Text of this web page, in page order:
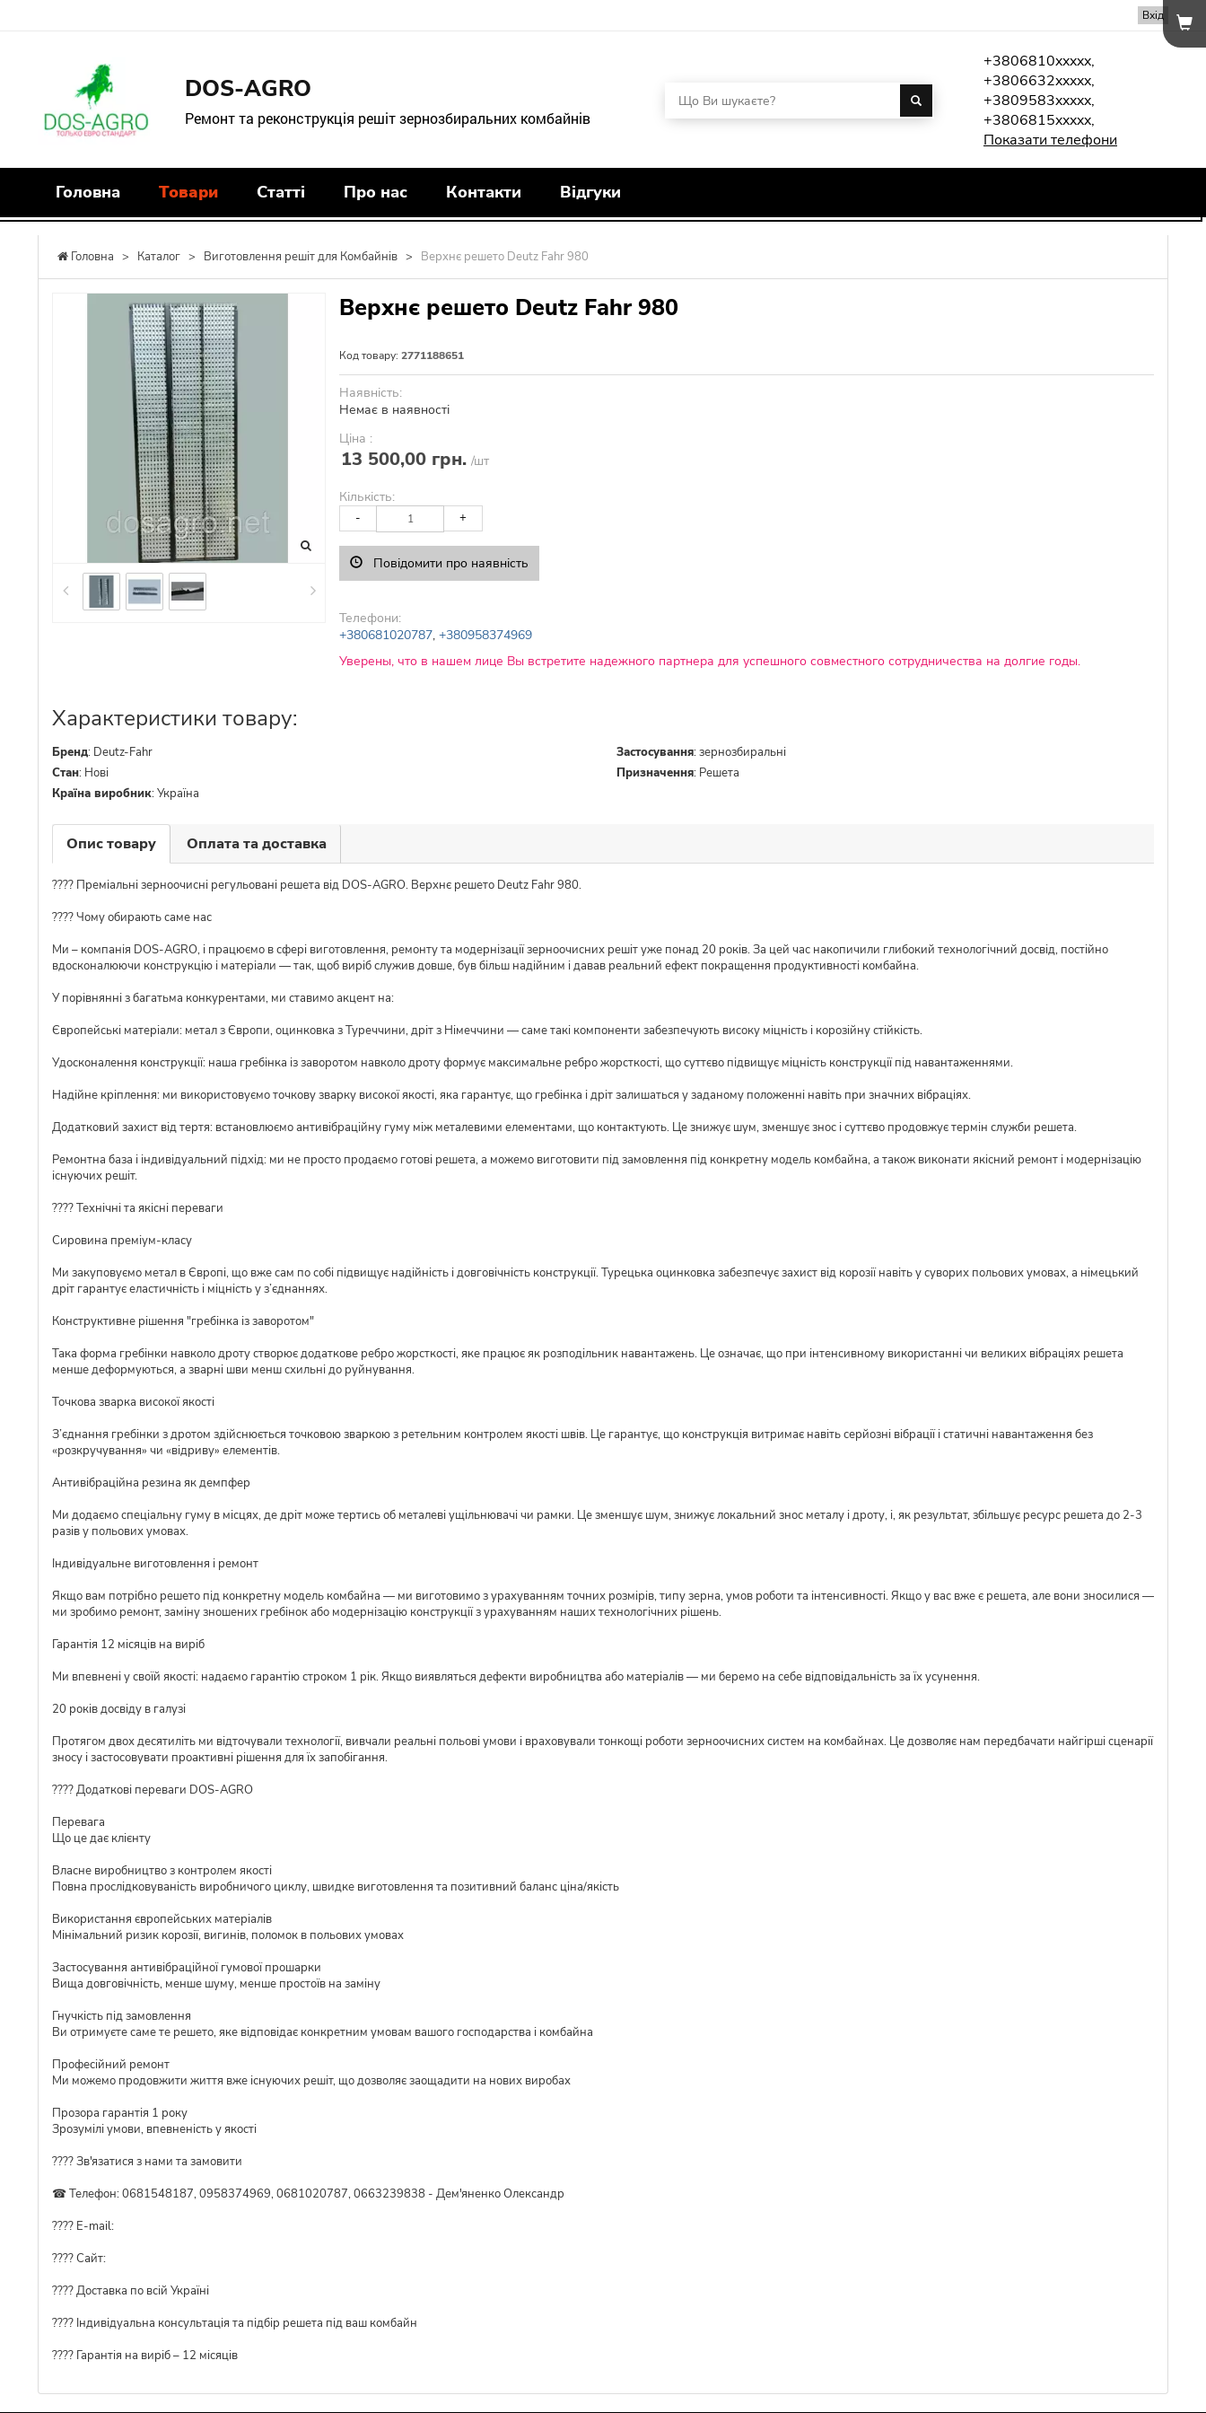
Вхід
DOS-AGRO
Ремонт та реконструкція решіт зернозбиральних комбайнів
+3806810xxxxx,
+3806632xxxxx,
+3809583xxxxx,
+3806815xxxxx,
Показати телефони
Головна Товари Статті Про нас Контакти Відгуки
Головна > Каталог > Виготовлення решіт для Комбайнів > Верхнє решето Deutz Fahr 980
Верхнє решето Deutz Fahr 980
Код товару: 2771188651
Наявність:
Немає в наявності
Ціна :
13 500,00 грн. /шт
Кількість:
- +
Повідомити про наявність
Телефони:
+380681020787, +380958374969
Уверены, что в нашем лице Вы встретите надежного партнера для успешного совместного сотрудничества на долгие годы.
Характеристики товару:
Бренд: Deutz-Fahr Застосування:зернозбиральні
Стан: Нові Призначення: Решета
Країна виробник:Україна
Опис товару Оплата та доставка
???? Преміальні зерноочисні регульовані решета від DOS-AGRO. Верхнє решето Deutz Fahr 980.
???? Чому обирають саме нас
Ми – компанія DOS-AGRO, і працюємо в сфері виготовлення, ремонту та модернізації зерноочисних решіт уже понад 20 років. За цей час накопичили глибокий технологічний досвід, постійно
вдосконалюючи конструкцію і матеріали — так, щоб виріб служив довше, був більш надійним і давав реальний ефект покращення продуктивності комбайна.
У порівнянні з багатьма конкурентами, ми ставимо акцент на:
Європейські матеріали: метал з Європи, оцинковка з Туреччини, дріт з Німеччини — саме такі компоненти забезпечують високу міцність і корозійну стійкість.
Удосконалення конструкції: наша гребінка із заворотом навколо дроту формує максимальне ребро жорсткості, що суттєво підвищує міцність конструкції під навантаженнями.
Надійне кріплення: ми використовуємо точкову зварку високої якості, яка гарантує, що гребінка і дріт залишаться у заданому положенні навіть при значних вібраціях.
Додатковий захист від тертя: встановлюємо антивібраційну гуму між металевими елементами, що контактують. Це знижує шум, зменшує знос і суттєво продовжує термін служби решета.
Ремонтна база і індивідуальний підхід: ми не просто продаємо готові решета, а можемо виготовити під замовлення під конкретну модель комбайна, а також виконати якісний ремонт і модернізацію
існуючих решіт.
???? Технічні та якісні переваги
Сировина преміум-класу
Ми закуповуємо метал в Європі, що вже сам по собі підвищує надійність і довговічність конструкції. Турецька оцинковка забезпечує захист від корозії навіть у суворих польових умовах, а німецький
дріт гарантує еластичність і міцність у з’єднаннях.
Конструктивне рішення "гребінка із заворотом"
Така форма гребінки навколо дроту створює додаткове ребро жорсткості, яке працює як розподільник навантажень. Це означає, що при інтенсивному використанні чи великих вібраціях решета
менше деформуються, а зварні шви менш схильні до руйнування.
Точкова зварка високої якості
З’єднання гребінки з дротом здійснюється точковою зваркою з ретельним контролем якості швів. Це гарантує, що конструкція витримає навіть серйозні вібрації і статичні навантаження без
«розкручування» чи «відриву» елементів.
Антивібраційна резина як демпфер
Ми додаємо спеціальну гуму в місцях, де дріт може тертись об металеві ущільнювачі чи рамки. Це зменшує шум, знижує локальний знос металу і дроту, і, як результат, збільшує ресурс решета до 2-3
разів у польових умовах.
Індивідуальне виготовлення і ремонт
Якщо вам потрібно решето під конкретну модель комбайна — ми виготовимо з урахуванням точних розмірів, типу зерна, умов роботи та інтенсивності. Якщо у вас вже є решета, але вони зносилися —
ми зробимо ремонт, заміну зношених гребінок або модернізацію конструкції з урахуванням наших технологічних рішень.
Гарантія 12 місяців на виріб
Ми впевнені у своїй якості: надаємо гарантію строком 1 рік. Якщо виявляться дефекти виробництва або матеріалів — ми беремо на себе відповідальність за їх усунення.
20 років досвіду в галузі
Протягом двох десятиліть ми відточували технології, вивчали реальні польові умови і враховували тонкощі роботи зерноочисних систем на комбайнах. Це дозволяє нам передбачати найгірші сценарії
зносу і застосовувати проактивні рішення для їх запобігання.
???? Додаткові переваги DOS-AGRO
Перевага
Що це дає клієнту
Власне виробництво з контролем якості
Повна прослідковуваність виробничого циклу, швидке виготовлення та позитивний баланс ціна/якість
Використання європейських матеріалів
Мінімальний ризик корозії, вигинів, поломок в польових умовах
Застосування антивібраційної гумової прошарки
Вища довговічність, менше шуму, менше простоїв на заміну
Гнучкість під замовлення
Ви отримуєте саме те решето, яке відповідає конкретним умовам вашого господарства і комбайна
Професійний ремонт
Ми можемо продовжити життя вже існуючих решіт, що дозволяє заощадити на нових виробах
Прозора гарантія 1 року
Зрозумілі умови, впевненість у якості
???? Зв'язатися з нами та замовити
☎ Телефон: 0681548187, 0958374969, 0681020787, 0663239838 - Дем'яненко Олександр
???? E-mail:
???? Сайт:
???? Доставка по всій Україні
????️ Індивідуальна консультація та підбір решета під ваш комбайн
???? Гарантія на виріб – 12 місяців